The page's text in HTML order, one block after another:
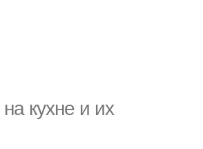
кухне и их